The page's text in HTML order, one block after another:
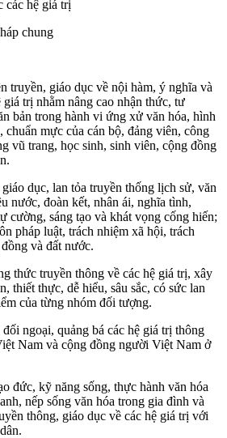
các hệ giá trị
chung
truyền, giáo dục về nội hàm, ý nghĩa và
giá trị nhằm nâng cao nhận thức, tư
bản trong hành vi ứng xử văn hóa, hình
chuẩn mực của cán bộ, đảng viên, công
vũ trang, học sinh, sinh viên, cộng đồng
dục, lan tỏa truyền thống lịch sử, văn
nước, đoàn kết, nhân ái, nghĩa tình,
cường, sáng tạo và khát vọng cống hiến;
pháp luật, trách nhiệm xã hội, trách
và đất nước.
thức truyền thông về các hệ giá trị, xây
thiết thực, dễ hiểu, sâu sắc, có sức lan
của từng nhóm đối tượng.
ngoại, quảng bá các hệ giá trị thông
Nam và cộng đồng người Việt Nam ở
đức, kỹ năng sống, thực hành văn hóa
nếp sống văn hóa trong gia đình và
thông, giáo dục về các hệ giá trị với